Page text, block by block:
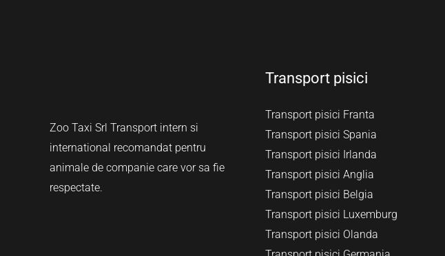
Zoo Taxi Srl Transport intern si
international recomandat pentru
animale de companie care vor sa fie
respectate.
Transport pisici
Transport pisici Franta
Transport pisici Spania
Transport pisici Irlanda
Transport pisici Anglia
Transport pisici Belgia
Transport pisici Luxemburg
Transport pisici Olanda